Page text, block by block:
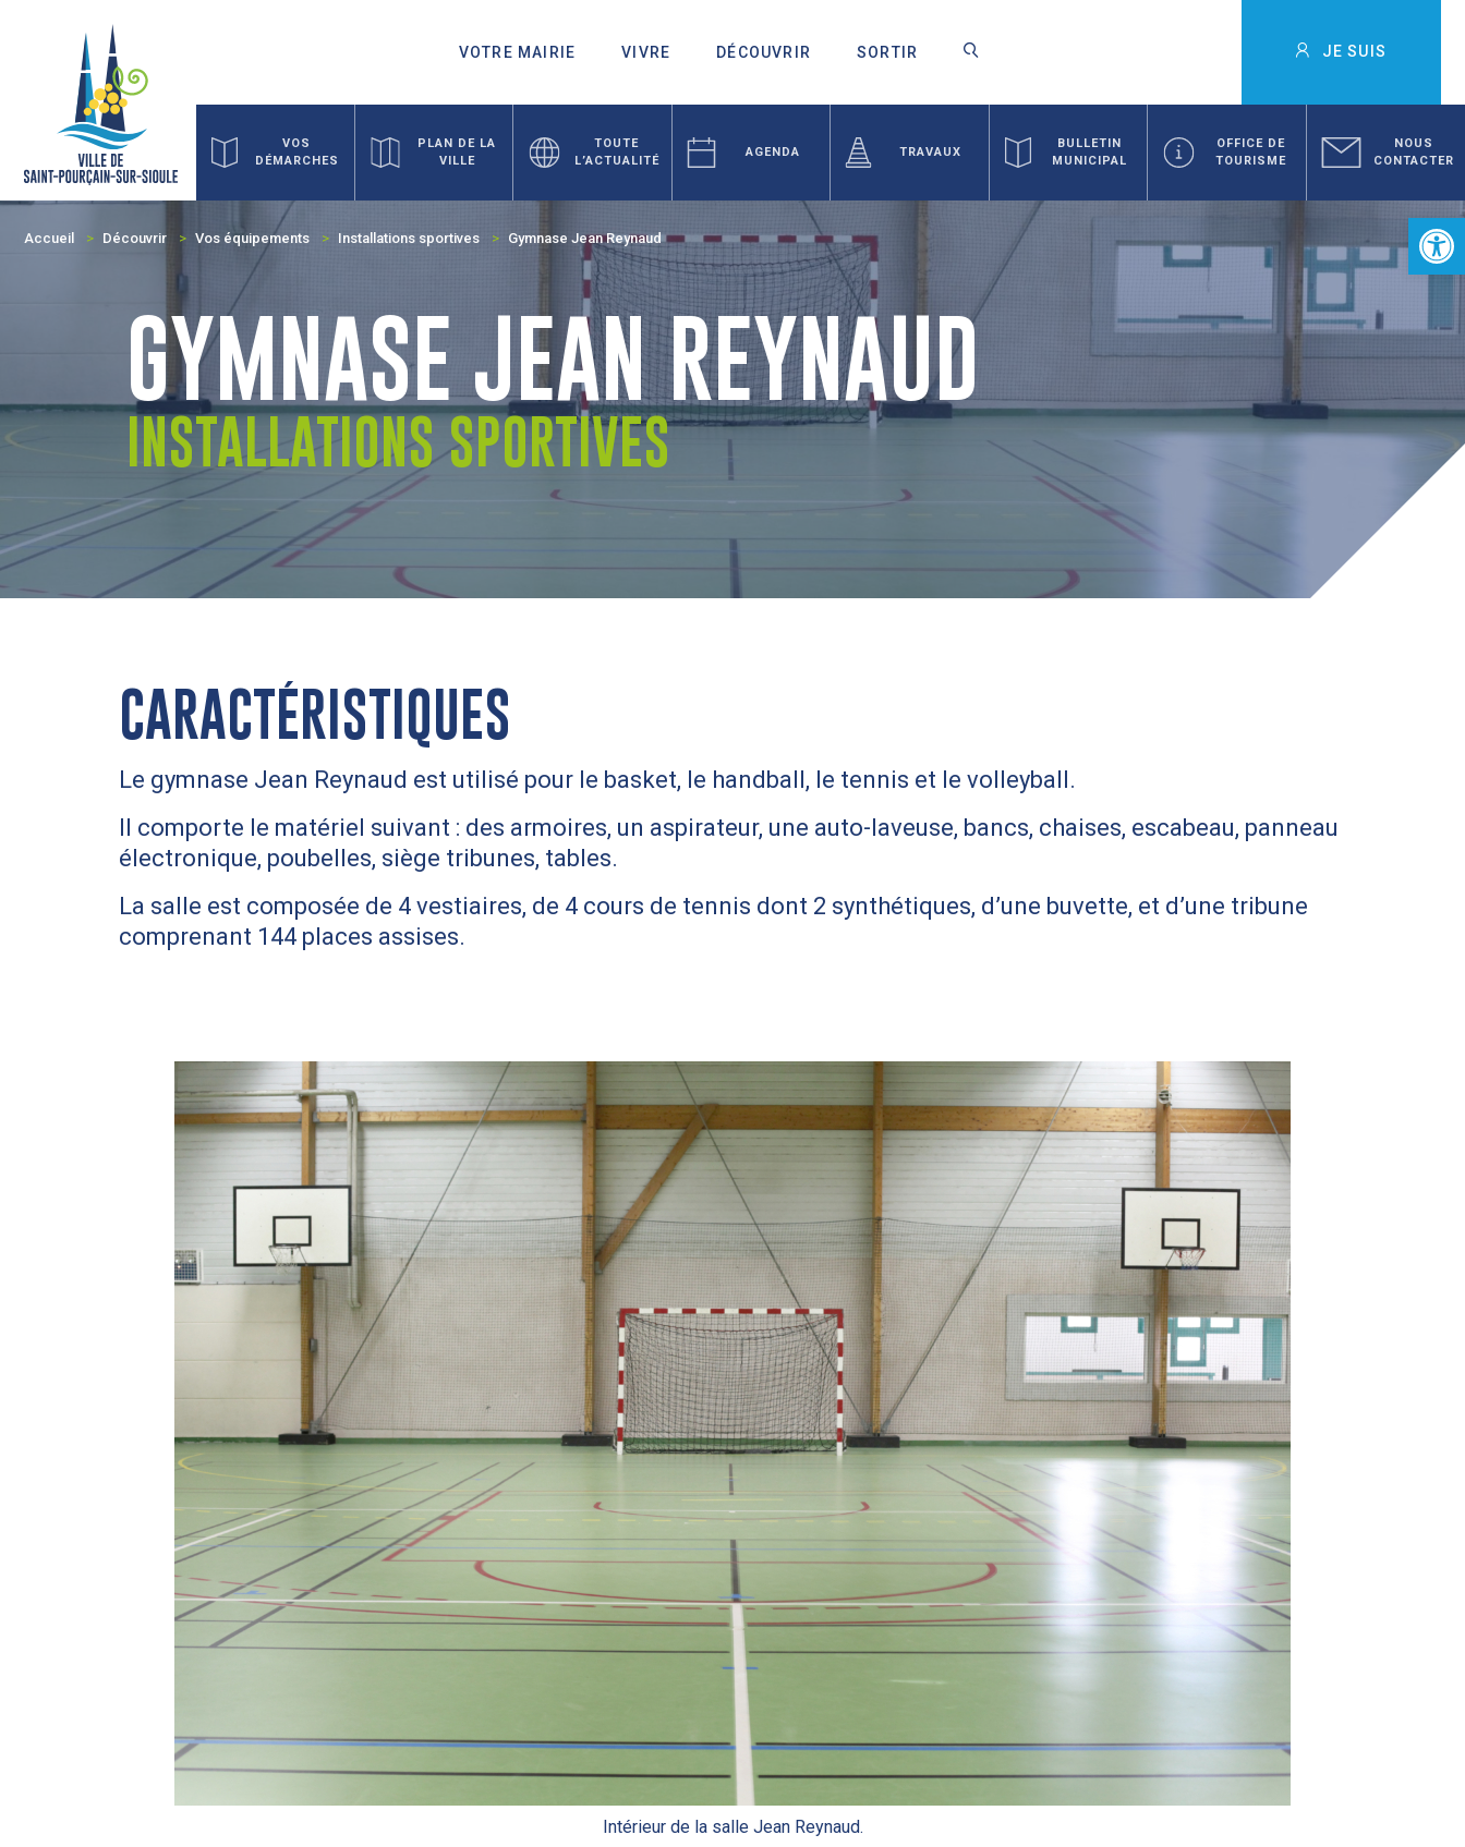
Ouvrir
VOTRE MAIRIE VIVRE DÉCOUVRIR SORTIR JE SUIS
VOS
DÉMARCHES
PLAN DE LA
VILLE
TOUTE
L’ACTUALITÉ
AGENDA TRAVAUX
BULLETIN
MUNICIPAL
OFFICE DE
TOURISME
NOUS
CONTACTER
Accueil Découvrir Vos équipements Installations sportives Gymnase Jean Reynaud
GYMNASE JEAN REYNAUD
INSTALLATIONS SPORTIVES
CARACTÉRISTIQUES
Le gymnase Jean Reynaud est utilisé pour le basket, le handball, le tennis et le volleyball.
Il comporte le matériel suivant : des armoires, un aspirateur, une auto-laveuse, bancs, chaises, escabeau, panneau
électronique, poubelles, siège tribunes, tables.
La salle est composée de 4 vestiaires, de 4 cours de tennis dont 2 synthétiques, d’une buvette, et d’une tribune
comprenant 144 places assises.
Intérieur de la salle Jean Reynaud.